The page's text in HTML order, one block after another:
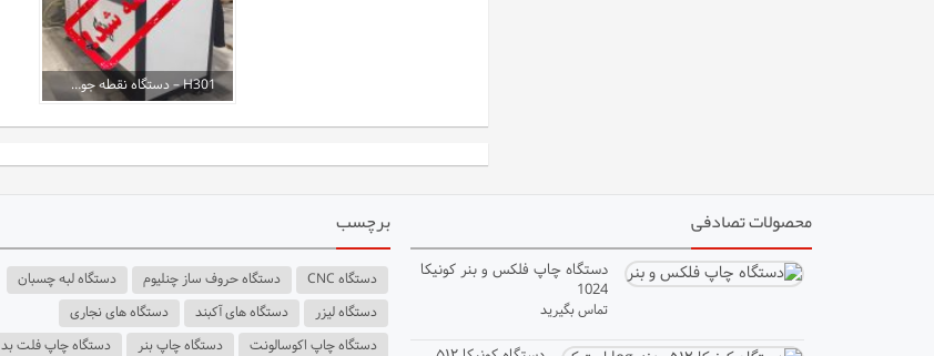
H301 – دستگاه نقطه جوش استیل
محصولات تصادفی
دستگاه چاپ فلکس و بنر کونیکا
1024
تماس بگیرید
برچسب
دستگاه CNC دستگاه حروف ساز چنلیوم
دستگاه لبه چسبان
دستگاه لیزر
دستگاه های آکبند
دستگاه های نجاری
دستگاه چاپ اکوسالونت
دستگاه چاپ بنر دستگاه چاپ فلت بد